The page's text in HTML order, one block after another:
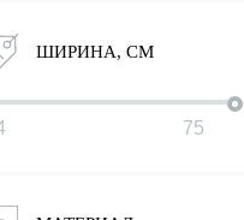
ШИРИНА, СМ